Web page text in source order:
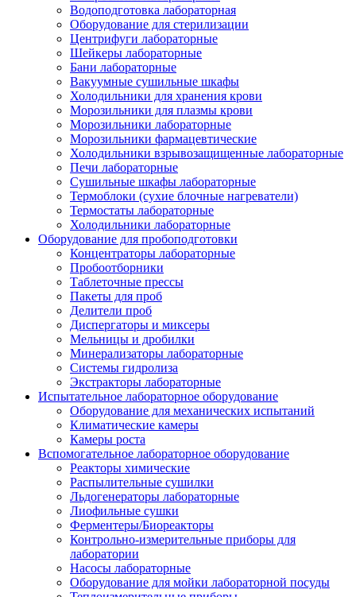
Водоподготовка лабораторная
Оборудование для стерилизации
Центрифуги лабораторные
Шейкеры лабораторные
Бани лабораторные
Вакуумные сушильные шкафы
Холодильники для хранения крови
Морозильники для плазмы крови
Морозильники лабораторные
Морозильники фармацевтические
Холодильники взрывозащищенные лабораторные
Печи лабораторные
Сушильные шкафы лабораторные
Термоблоки (сухие блочные нагреватели)
Термостаты лабораторные
Холодильники лабораторные
Оборудование для пробоподготовки
Концентраторы лабораторные
Пробоотборники
Таблеточные прессы
Пакеты для проб
Делители проб
Диспергаторы и миксеры
Мельницы и дробилки
Минерализаторы лабораторные
Системы гидролиза
Экстракторы лабораторные
Испытательное лабораторное оборудование
Оборудование для механических испытаний
Климатические камеры
Камеры роста
Вспомогательное лабораторное оборудование
Реакторы химические
Распылительные сушилки
Льдогенераторы лабораторные
Лиофильные сушки
Ферментеры/Биореакторы
Контрольно-измерительные приборы для
лаборатории
Насосы лабораторные
Оборудование для мойки лабораторной посуды